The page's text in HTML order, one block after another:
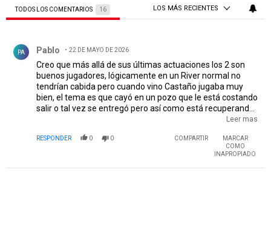
TODOS LOS COMENTARIOS 16 LOS MÁS RECIENTES
PA Pablo 22 DE MAYO DE 2026
Creo que más allá de sus últimas actuaciones los 2 son
buenos jugadores, lógicamente en un River normal no
tendrían cabida pero cuando vino Castaño jugaba muy
bien, el tema es que cayó en un pozo que le está costando
salir o tal vez se entregó pero así como está recuperando
a Colidio tal vez lo recupere con una buena pretemporada,
inversión, galopo me parece que el haber pateado el penal
de la forma que lo hizo por segunda vez lo condena pero
Leer mas
RESPONDER 0 0 COMPARTIR
MARCAR
COMO
INAPROPIADO